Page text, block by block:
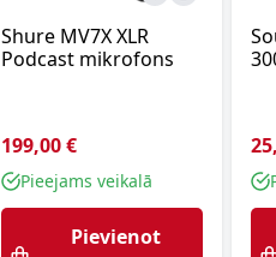
Shure MV7X XLR
Podcast mikrofons
199,00 €
Pieejams veikalā
Pievienot